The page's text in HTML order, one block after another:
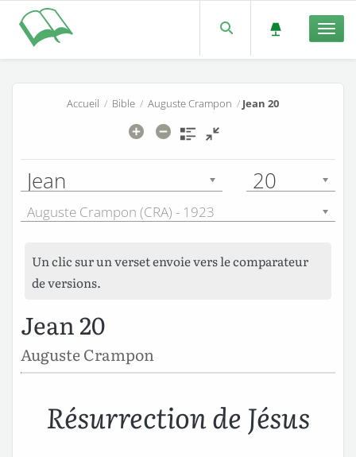
Accueil / Bible/ Auguste Crampon / Jean 20
Jean 20
Auguste Crampon (CRA) - 1923
Un clic sur un verset envoie vers le comparateur
de versions.
Jean 20
Auguste Crampon
Résurrection de Jésus